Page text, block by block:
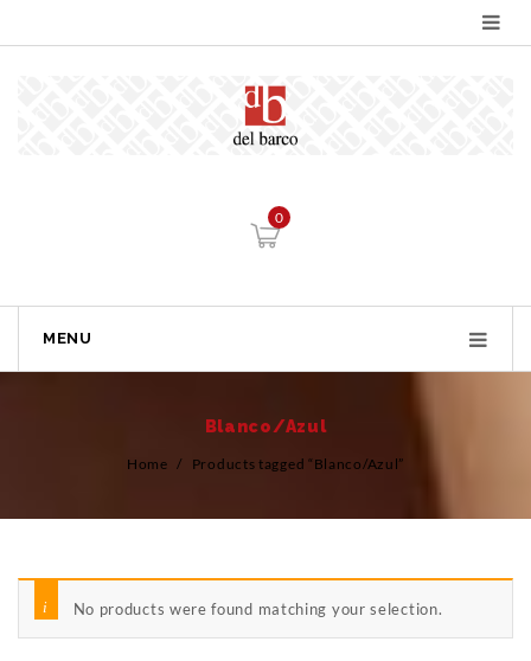
0
MENU
Blanco/Azul
Home / Products tagged “Blanco/Azul”
No products were found matching your selection.